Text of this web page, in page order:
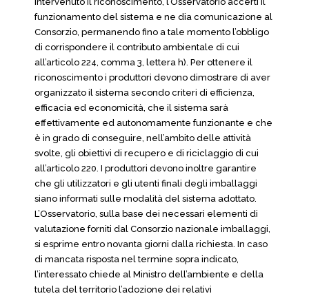
funzionamento del sistema e ne dia comunicazione al
Consorzio, permanendo fino a tale momento l’obbligo
di corrispondere il contributo ambientale di cui
all’articolo 224, comma 3, lettera h). Per ottenere il
riconoscimento i produttori devono dimostrare di aver
organizzato il sistema secondo criteri di efficienza,
efficacia ed economicità, che il sistema sarà
effettivamente ed autonomamente funzionante e che
è in grado di conseguire, nell’ambito delle attività
svolte, gli obiettivi di recupero e di riciclaggio di cui
all’articolo 220. I produttori devono inoltre garantire
che gli utilizzatori e gli utenti finali degli imballaggi
siano informati sulle modalità del sistema adottato.
L’Osservatorio, sulla base dei necessari elementi di
valutazione forniti dal Consorzio nazionale imballaggi,
si esprime entro novanta giorni dalla richiesta. In caso
di mancata risposta nel termine sopra indicato,
l’interessato chiede al Ministro dell’ambiente e della
tutela del territorio l’adozione dei relativi